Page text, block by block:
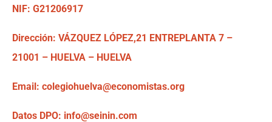
NIF: G21206917
Dirección: VÁZQUEZ LÓPEZ,21 ENTREPLANTA 7 –
21001 – HUELVA – HUELVA
Email: colegiohuelva@economistas.org
Datos DPO: info@seinin.com